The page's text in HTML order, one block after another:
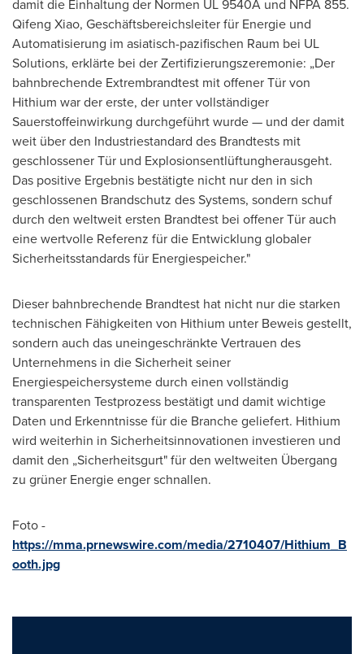
damit die Einhaltung der Normen UL 9540A und NFPA 855.
Qifeng Xiao, Geschäftsbereichsleiter für Energie und
Automatisierung im asiatisch-pazifischen Raum bei UL
Solutions, erklärte bei der Zertifizierungszeremonie: „Der
bahnbrechende Extrembrandtest mit offener Tür von
Hithium war der erste, der unter vollständiger
Sauerstoffeinwirkung durchgeführt wurde — und der damit
weit über den Industriestandard des Brandtests mit
geschlossener Tür und Explosionsentlüftungherausgeht.
Das positive Ergebnis bestätigte nicht nur den in sich
geschlossenen Brandschutz des Systems, sondern schuf
durch den weltweit ersten Brandtest bei offener Tür auch
eine wertvolle Referenz für die Entwicklung globaler
Sicherheitsstandards für Energiespeicher."
Dieser bahnbrechende Brandtest hat nicht nur die starken
technischen Fähigkeiten von Hithium unter Beweis gestellt,
sondern auch das uneingeschränkte Vertrauen des
Unternehmens in die Sicherheit seiner
Energiespeichersysteme durch einen vollständig
transparenten Testprozess bestätigt und damit wichtige
Daten und Erkenntnisse für die Branche geliefert. Hithium
wird weiterhin in Sicherheitsinnovationen investieren und
damit den „Sicherheitsgurt" für den weltweiten Übergang
zu grüner Energie enger schnallen.
Foto -
https://mma.prnewswire.com/media/2710407/Hithium_B
ooth.jpg